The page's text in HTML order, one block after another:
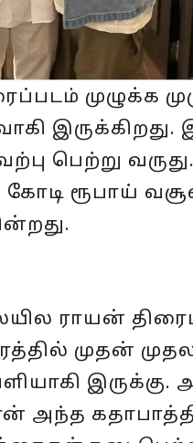
முழுக்க
பெற்று
கோடி ரூபாய்
ராயன்
முதன்
இருக்கு.
அந்த